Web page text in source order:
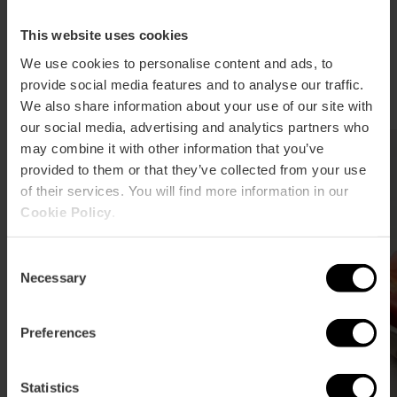
This website uses cookies
We use cookies to personalise content and ads, to
provide social media features and to analyse our traffic.
We also share information about your use of our site with
our social media, advertising and analytics partners who
may combine it with other information that you’ve
provided to them or that they’ve collected from your use
of their services. You will find more information in our
Cookie Policy
Selection
Necessary
Preferences
Statistics
L'horta valenciana és l'origen de molts plats
tradicionals. Verdures fresques, hortalisses de
cuina saludable, saborosa i profundament ligada al
territori.